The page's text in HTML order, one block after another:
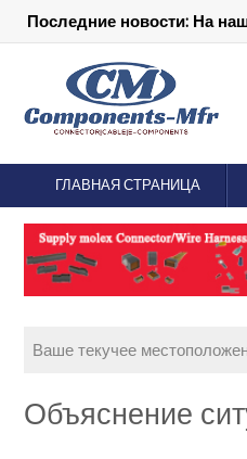
Последние новости: На
ГЛАВНАЯ СТРАНИЦА
Ваше текучее
Объяснение